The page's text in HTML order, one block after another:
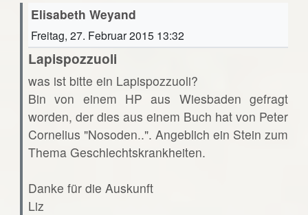
Elisabeth Weyand
Freitag, 27. Februar 2015 13:32
Lapispozzuoli
was ist bitte ein Lapispozzuoli?
Bin von einem HP aus Wiesbaden gefragt
worden, der dies aus einem Buch hat von Peter
Cornelius "Nosoden..". Angeblich ein Stein zum
Thema Geschlechtskrankheiten.
Danke für die Auskunft
Liz